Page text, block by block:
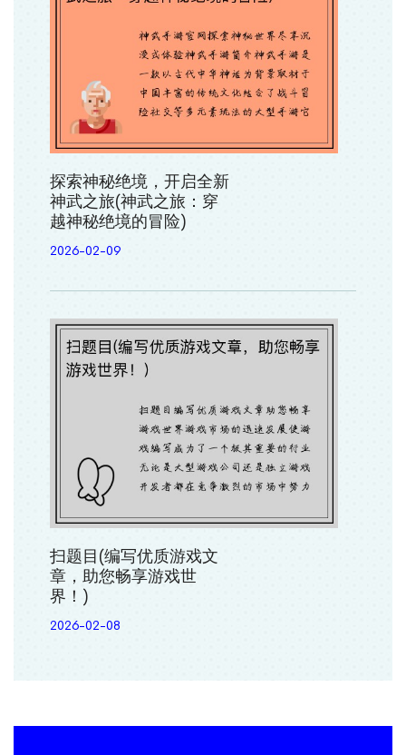
探索神秘绝境，开启全新
神武之旅(神武之旅：穿
越神秘绝境的冒险)
2026-02-09
扫题目(编写优质游戏文
章，助您畅享游戏世
界！)
2026-02-08